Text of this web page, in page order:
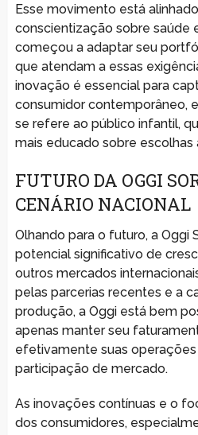
Esse movimento está
conscientização sobre saúde
começou a adaptar seu
que atendam a essas
inovação é essencial para
consumidor contemporâneo,
se refere ao público infantil,
mais educado sobre escolhas
FUTURO DA OGGI
CENÁRIO NACIONAL
Olhando para o futuro, a Oggi
potencial significativo de
outros mercados
pelas parcerias recentes e a
produção, a Oggi está bem
apenas manter seu
efetivamente suas
participação de mercado.
As inovações contínuas e o
dos consumidores,